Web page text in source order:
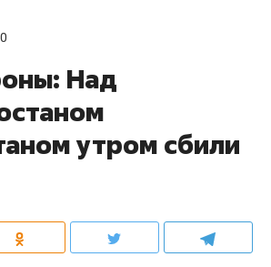
Над
утром сбили